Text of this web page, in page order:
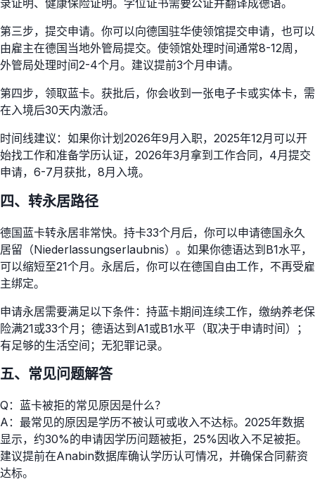
录证明、健康保险证明。学位证书需要公证并翻译成德语。
第三步，提交申请。你可以向德国驻华使领馆提交申请，也可以
由雇主在德国当地外管局提交。使领馆处理时间通常8-12周，
外管局处理时间2-4个月。建议提前3个月申请。
第四步，领取蓝卡。获批后，你会收到一张电子卡或实体卡，需
在入境后30天内激活。
时间线建议：如果你计划2026年9月入职，2025年12月可以开
始找工作和准备学历认证，2026年3月拿到工作合同，4月提交
申请，6-7月获批，8月入境。
四、转永居路径
德国蓝卡转永居非常快。持卡33个月后，你可以申请德国永久
居留（Niederlassungserlaubnis）。如果你德语达到B1水平，
可以缩短至21个月。永居后，你可以在德国自由工作，不再受雇
主绑定。
申请永居需要满足以下条件：持蓝卡期间连续工作，缴纳养老保
险满21或33个月；德语达到A1或B1水平（取决于申请时间）；
有足够的生活空间；无犯罪记录。
五、常见问题解答
Q：蓝卡被拒的常见原因是什么？
A：最常见的原因是学历不被认可或收入不达标。2025年数据
显示，约30%的申请因学历问题被拒，25%因收入不足被拒。
建议提前在Anabin数据库确认学历认可情况，并确保合同薪资
达标。